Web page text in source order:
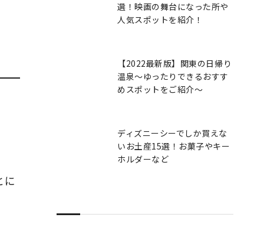
に
選！映画の舞台になった所や
人気スポットを紹介！
【2022最新版】関東の日帰り
温泉～ゆったりできるおすす
めスポットをご紹介～
ディズニーシーでしか買えな
いお土産15選！お菓子やキー
ホルダーなど